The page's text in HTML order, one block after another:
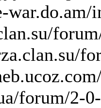
war.do.am/
forum/2-